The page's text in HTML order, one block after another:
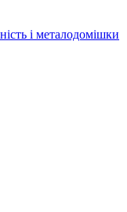
і металодомішки